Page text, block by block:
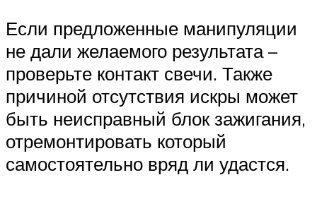
Если предложенные манипуляции
не дали желаемого результата –
проверьте контакт свечи. Также
причиной отсутствия искры может
быть неисправный блок зажигания,
отремонтировать который
самостоятельно вряд ли удастся.